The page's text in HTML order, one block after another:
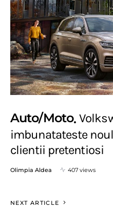
Auto/Moto
imbunatateste
clientii pretentiosi
Olimpia Aldea 407 views
NEXT ARTICLE